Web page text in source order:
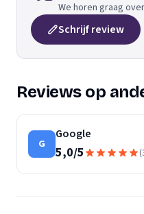
We horen graag
Schrijf review
Reviews op
G
Google
5,0/5 (